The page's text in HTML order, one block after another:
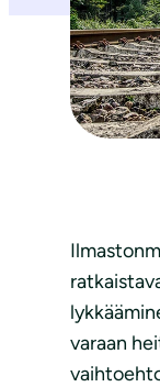
varaan